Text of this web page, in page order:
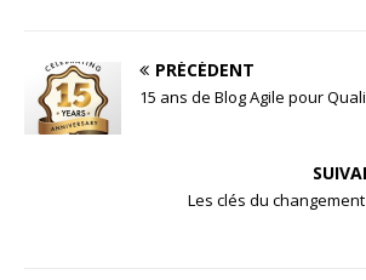
PRÉCÉDENT
15 ans de Blog Agile pour
Les clés du